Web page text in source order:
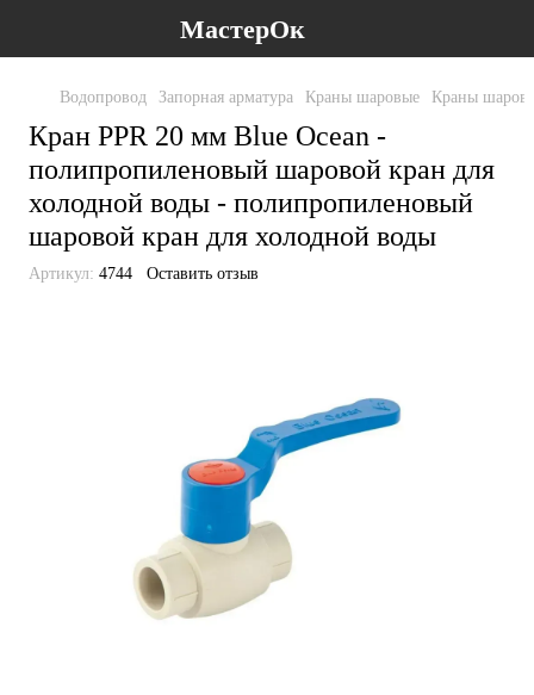
МастерОк
Водопровод Запорная арматура Краны шаровые Краны
Кран PPR 20 мм Blue Ocean -
полипропиленовый шаровой кран для
холодной воды - полипропиленовый
шаровой кран для холодной воды
Артикул: 4744 Оставить отзыв